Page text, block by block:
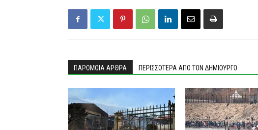
ΠΑΡΟΜΟΙΑ ΑΡΘΡΑ ΠΕΡΙΣΣΟΤΕΡΑ ΑΠΟ ΤΟΝ ΔΗΜΙΟΥΡΓΟ